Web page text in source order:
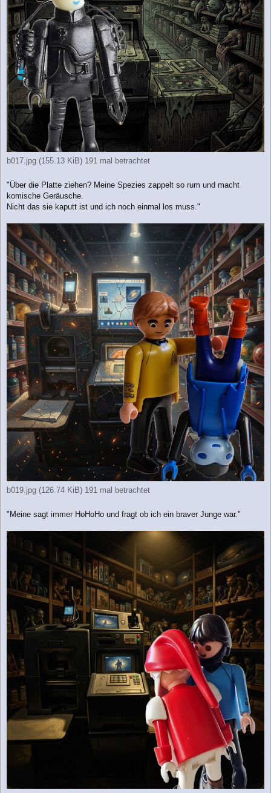
b017.jpg (155.13 KiB) 191 mal betrachtet
"Über die Platte ziehen? Meine Spezies zappelt so rum und macht
komische Geräusche.
Nicht das sie kaputt ist und ich noch einmal los muss."
b019.jpg (126.74 KiB) 191 mal betrachtet
"Meine sagt immer HoHoHo und fragt ob ich ein braver Junge war."